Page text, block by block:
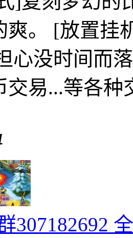
爽。 [放置挂
心没时间而
交易...等各
307182692